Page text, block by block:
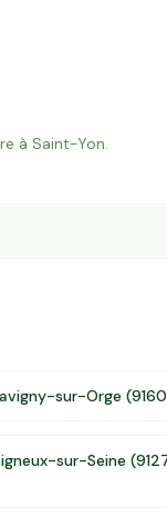
à Saint-Yon.
sur-Orge (
sur-Seine (